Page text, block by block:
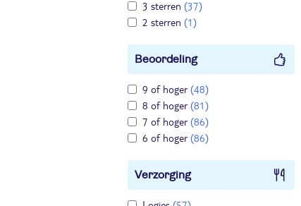
3 sterren (37)
2 sterren (1)
Beoordeling
9 of hoger(48)
8 of hoger(81)
7 of hoger(86)
6 of hoger(86)
Verzorging